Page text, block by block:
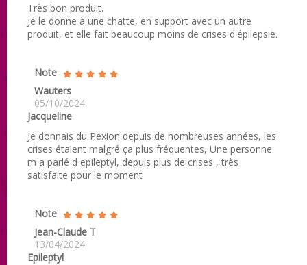
Très bon produit.
Je le donne à une chatte, en support avec un autre
produit, et elle fait beaucoup moins de crises d'épilepsie.
Note
Wauters
05/10/2024
Jacqueline
Je donnais du Pexion depuis de nombreuses années, les
crises étaient malgré ça plus fréquentes, Une personne
m a parlé d epileptyl, depuis plus de crises , très
satisfaite pour le moment
Note
Jean-Claude T
13/04/2024
Epileptyl